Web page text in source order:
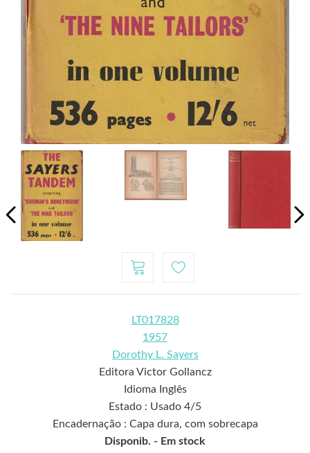
LT017828
1957
Dorothy L. Sayers
Editora Victor Gollancz
Idioma Inglês
Estado : Usado 4/5
Encadernação : Capa dura, com sobrecapa
Disponib. - Em stock